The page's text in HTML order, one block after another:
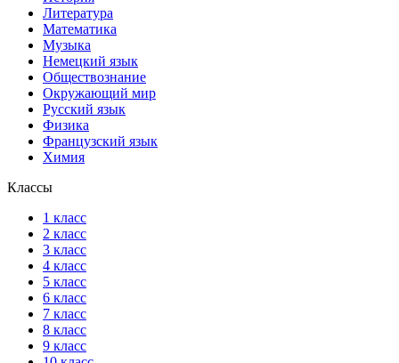
Литература
Математика
Музыка
Немецкий язык
Обществознание
Окружающий мир
Русский язык
Физика
Французский язык
Химия
Классы
1 класс
2 класс
3 класс
4 класс
5 класс
6 класс
7 класс
8 класс
9 класс